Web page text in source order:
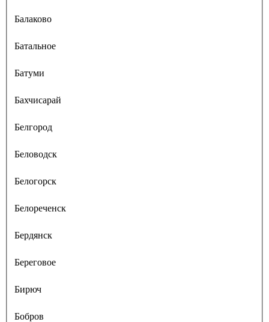
Балаково
Батальное
Батуми
Бахчисарай
Белгород
Беловодск
Белогорск
Белореченск
Бердянск
Береговое
Бирюч
Бобров